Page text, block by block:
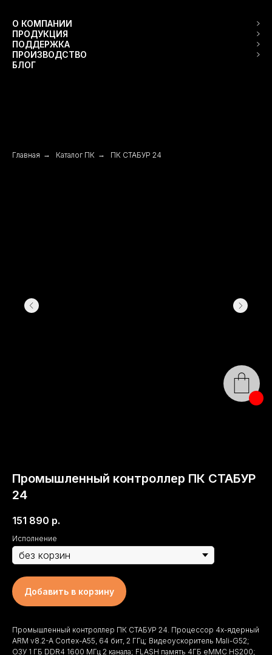
О КОМПАНИИ
ПРОДУКЦИЯ
ПОДДЕРЖКА
ПРОИЗВОДСТВО
БЛОГ
Главная → Каталог ПК → ПК СТАБУР 24
Промышленный контроллер ПК СТАБУР
24
151 890 р.
Исполнение
Добавить в корзину
Промышленный контроллер ПК СТАБУР 24. Процессор 4х-ядерный
ARM v8.2-A Cortex-A55, 64 бит, 2 ГГц; Видеоускоритель Mali-G52;
ОЗУ 1 ГБ DDR4 1600 МГц 2 канала; FLASH память 4ГБ eMMC HS200;